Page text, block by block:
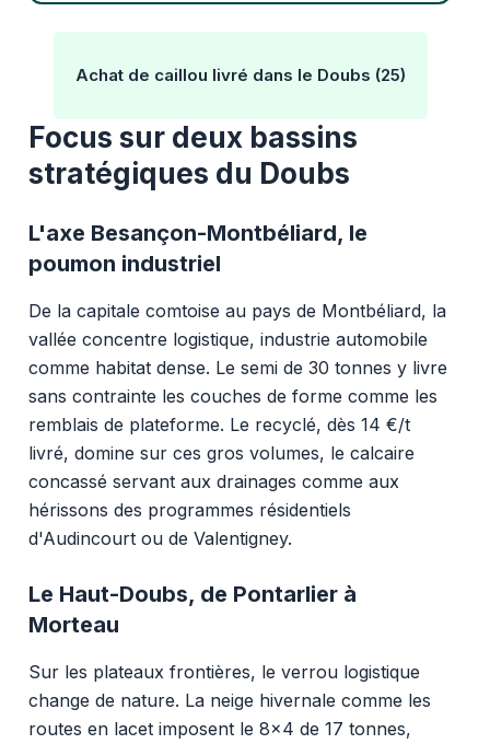
Achat de caillou livré dans le Doubs (25)
Focus sur deux bassins
stratégiques du Doubs
L'axe Besançon-Montbéliard, le
poumon industriel
De la capitale comtoise au pays de Montbéliard, la
vallée concentre logistique, industrie automobile
comme habitat dense. Le semi de 30 tonnes y livre
sans contrainte les couches de forme comme les
remblais de plateforme. Le recyclé, dès 14 €/t
livré, domine sur ces gros volumes, le calcaire
concassé servant aux drainages comme aux
hérissons des programmes résidentiels
d'Audincourt ou de Valentigney.
Le Haut-Doubs, de Pontarlier à
Morteau
Sur les plateaux frontières, le verrou logistique
change de nature. La neige hivernale comme les
routes en lacet imposent le 8x4 de 17 tonnes,